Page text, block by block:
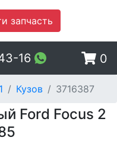
запчасть
16 0
Кузов 3716387
Ford Focus 2